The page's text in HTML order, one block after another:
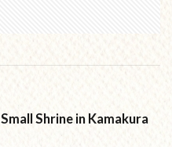
Small Shrine in Kamakura